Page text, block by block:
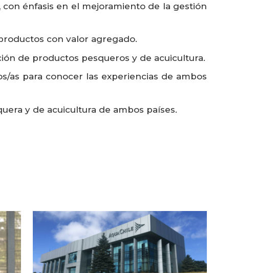
énfasis en el mejoramiento de la gestión
con valor agregado.
de productos pesqueros y de acuicultura.
as para conocer las experiencias de ambos
y de acuicultura de ambos países.